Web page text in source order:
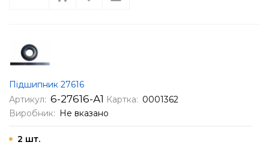
Підшипник 27616
Артикул: 6-27616-А1 Картка: 0001362
Виробник: Не вказано
2 шт.